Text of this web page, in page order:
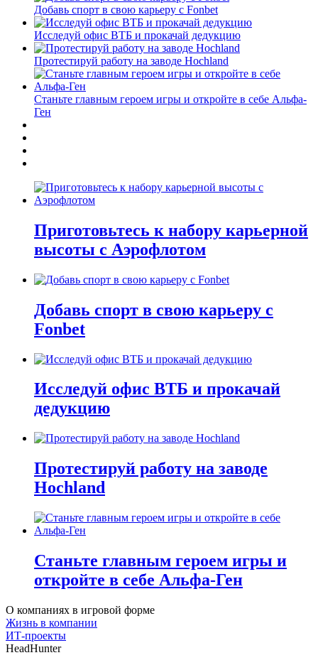
Добавь спорт в свою карьеру с Fonbet
Исследуй офис ВТБ и прокачай дедукцию
Протестируй работу на заводе Hochland
Станьте главным героем игры и откройте в себе Альфа-
Ген
Приготовьтесь к набору карьерной
высоты с Аэрофлотом
Добавь спорт в свою карьеру с
Fonbet
Исследуй офис ВТБ и прокачай
дедукцию
Протестируй работу на заводе
Hochland
Станьте главным героем игры и
откройте в себе Альфа-Ген
О компаниях в игровой форме
Жизнь в компании
ИТ-проекты
HeadHunter